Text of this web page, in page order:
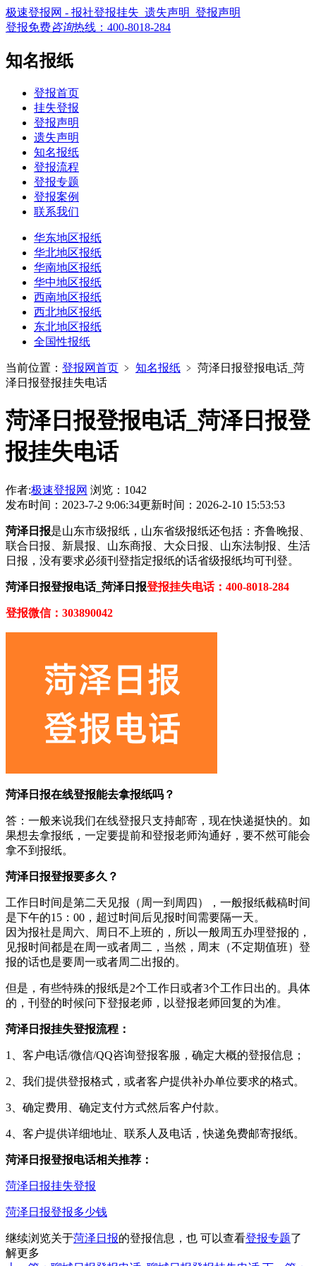
极速登报网 - 报社登报挂失_遗失声明_登报声明
登报免费咨询热线： 400-8018-284
知名报纸
登报首页
挂失登报
登报声明
遗失声明
知名报纸
登报流程
登报专题
登报案例
联系我们
华东地区报纸
华北地区报纸
华南地区报纸
华中地区报纸
西南地区报纸
西北地区报纸
东北地区报纸
全国性报纸
当前位置： 登报网首页 ﹥ 知名报纸 ﹥ 菏泽日报登报电话_菏
泽日报登报挂失电话
菏泽日报登报电话_菏泽日报登
报挂失电话
作者:极速登报网 浏览：1042
发布时间：2023-7-2 9:06:34更新时间：2026-2-10 15:53:53
菏泽日报是山东市级报纸，山东省级报纸还包括：齐鲁晚报、
联合日报、新晨报、山东商报、大众日报、山东法制报、生活
日报，没有要求必须刊登指定报纸的话省级报纸均可刊登。
菏泽日报登报电话_菏泽日报登报挂失电话：400-8018-284
登报微信：303890042
菏泽日报在线登报能去拿报纸吗？
答：一般来说我们在线登报只支持邮寄，现在快递挺快的。如
果想去拿报纸，一定要提前和登报老师沟通好，要不然可能会
拿不到报纸。
菏泽日报登报要多久？
工作日时间是第二天见报（周一到周四），一般报纸截稿时间
是下午的15：00，超过时间后见报时间需要隔一天。
因为报社是周六、周日不上班的，所以一般周五办理登报的，
见报时间都是在周一或者周二，当然，周末（不定期值班）登
报的话也是要周一或者周二出报的。
但是，有些特殊的报纸是2个工作日或者3个工作日出的。具体
的，刊登的时候问下登报老师，以登报老师回复的为准。
菏泽日报挂失登报流程：
1、客户电话/微信/QQ咨询登报客服，确定大概的登报信息；
2、我们提供登报格式，或者客户提供补办单位要求的格式。
3、确定费用、确定支付方式然后客户付款。
4、客户提供详细地址、联系人及电话，快递免费邮寄报纸。
菏泽日报登报电话相关推荐：
菏泽日报挂失登报
菏泽日报登报多少钱
继续浏览关于菏泽日报的登报信息，也 可以查看登报专题了
解更多